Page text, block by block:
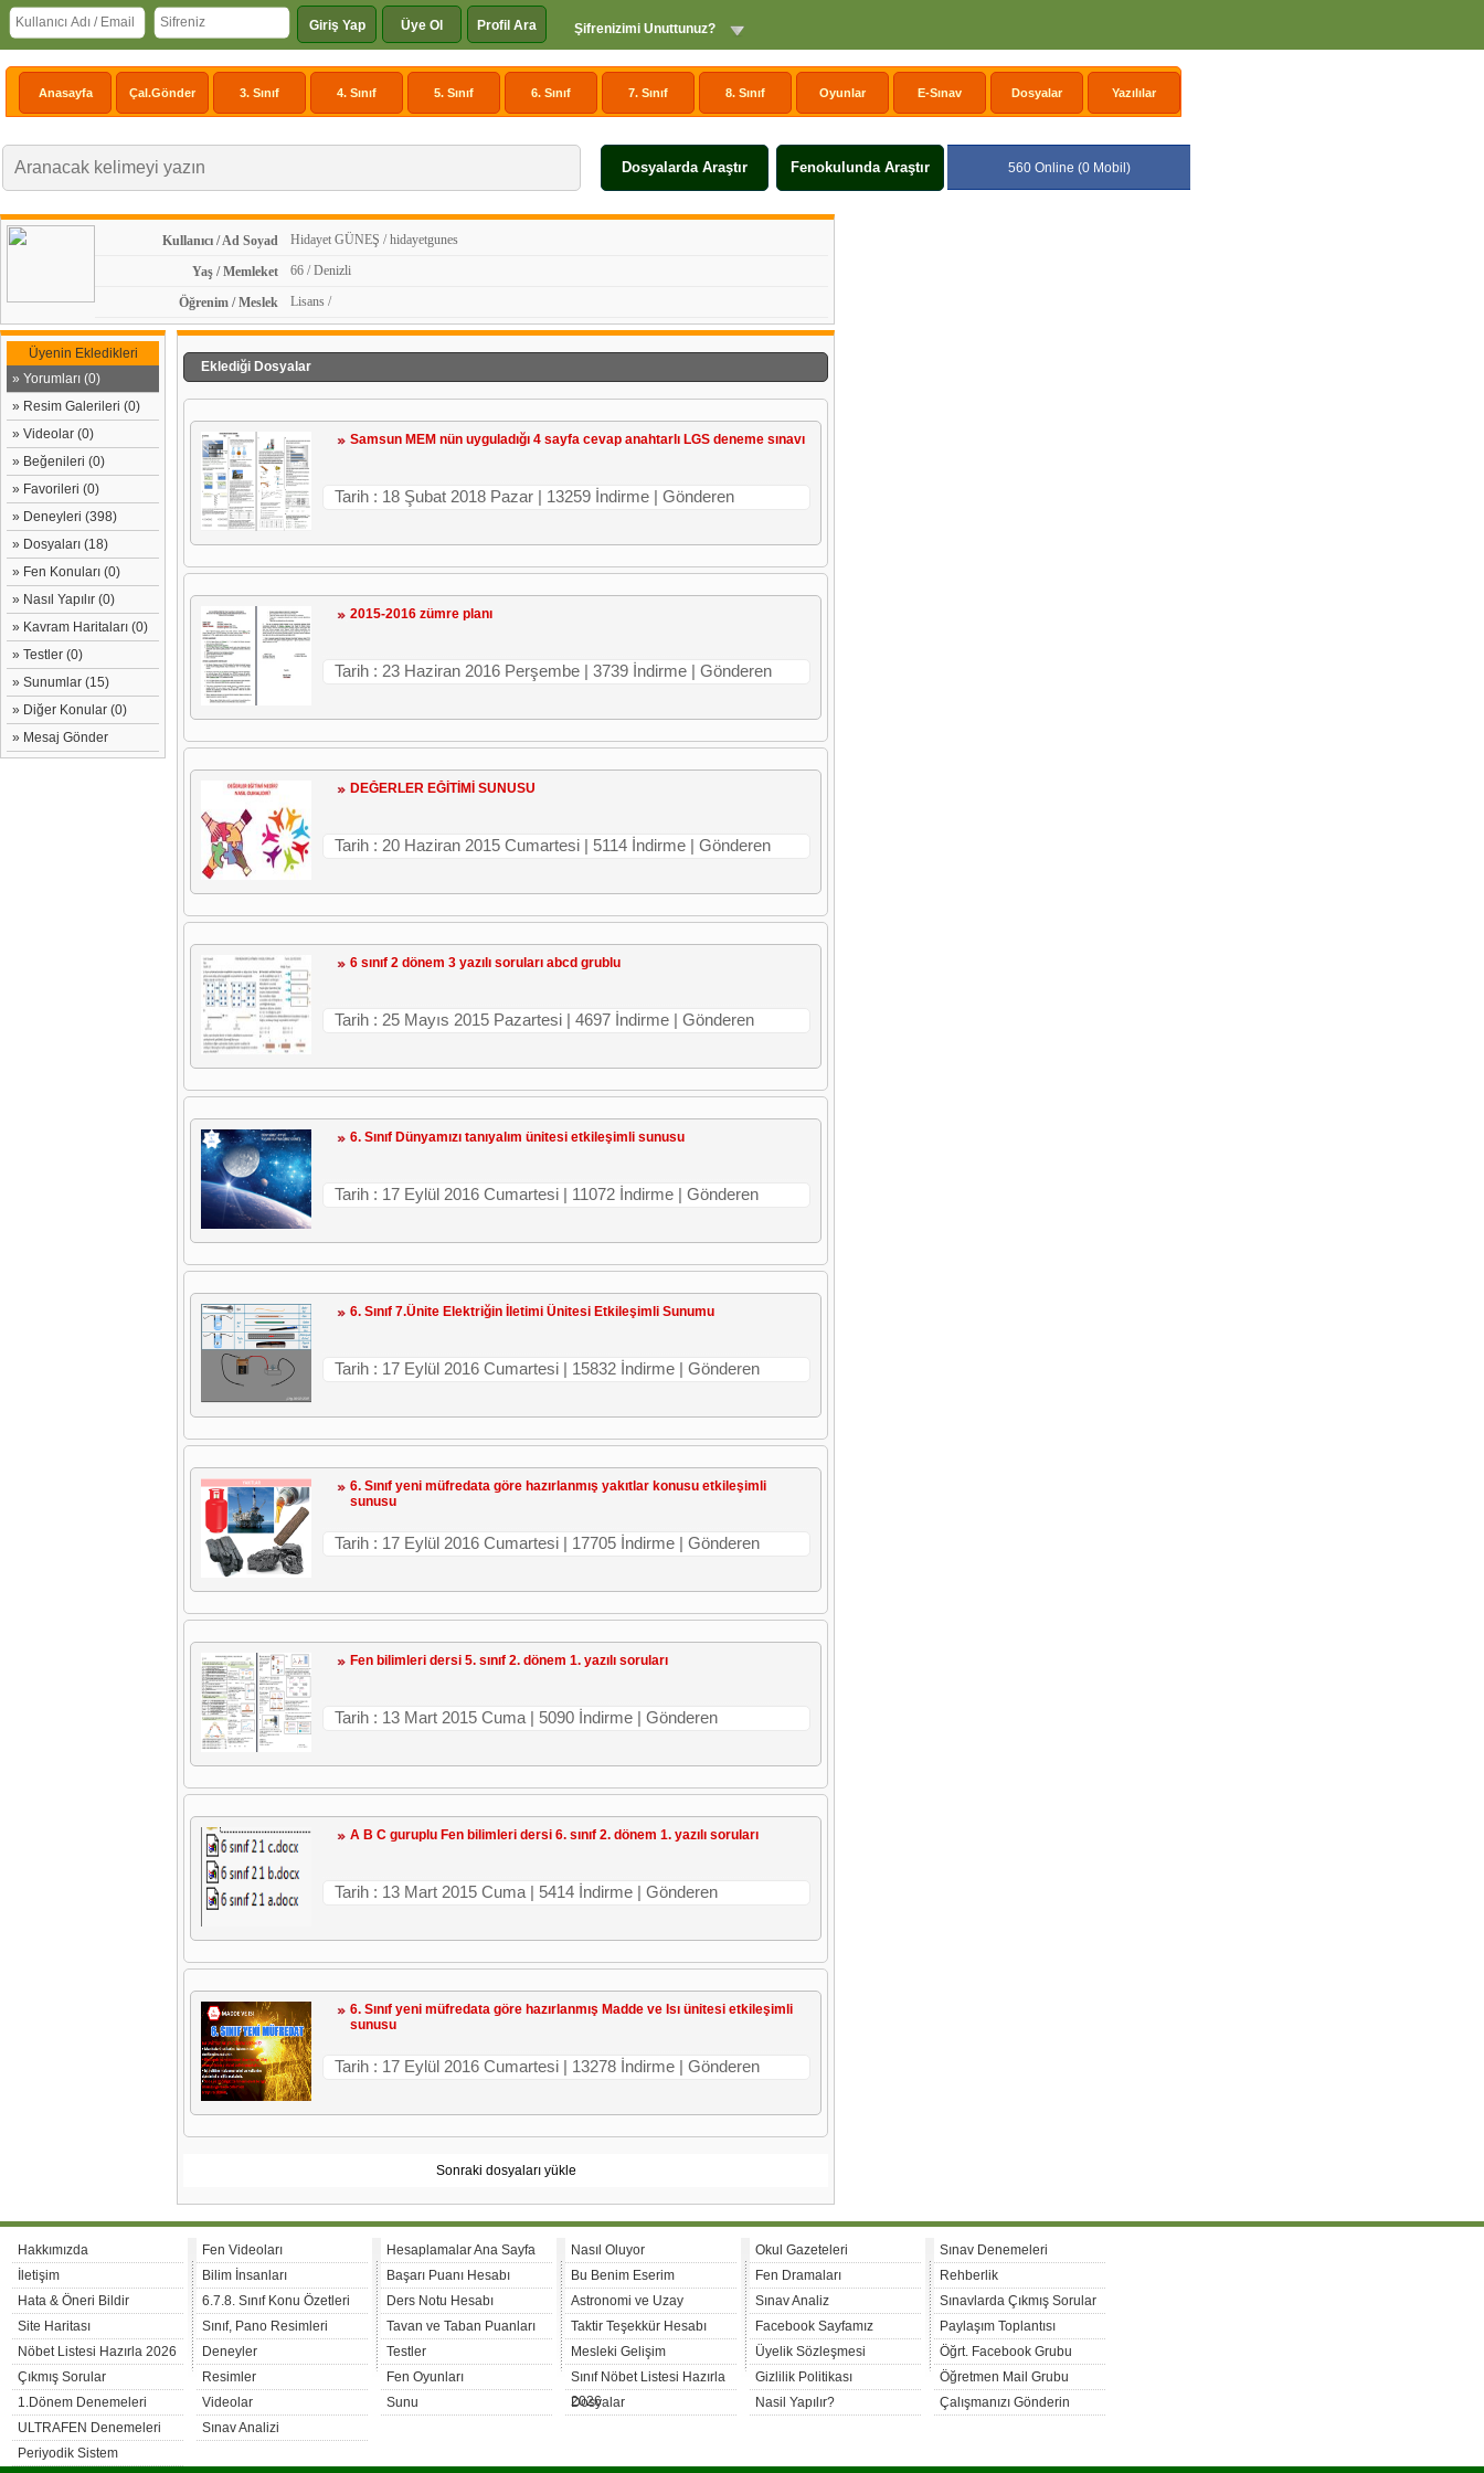
Giriş Yap Üye Ol Profil Ara Şifrenizimi Unuttunuz?
Anasayfa Çal.Gönder 3. Sınıf 4. Sınıf 5. Sınıf 6. Sınıf 7. Sınıf 8. Sınıf Oyunlar E-Sınav Dosyalar Yazılılar
Dosyalarda Araştır Fenokulunda Araştır 560 Online (0 Mobil)
Kullanıcı / Ad Soyad Hidayet GÜNEŞ / hidayetgunes
Yaş / Memleket 66 / Denizli
Öğrenim / Meslek Lisans /
Üyenin Ekledikleri
» Yorumları (0)
» Resim Galerileri (0)
» Videolar (0)
» Beğenileri (0)
» Favorileri (0)
» Deneyleri (398)
» Dosyaları (18)
» Fen Konuları (0)
» Nasıl Yapılır (0)
» Kavram Haritaları (0)
» Testler (0)
» Sunumlar (15)
» Diğer Konular (0)
» Mesaj Gönder
Eklediği Dosyalar
Samsun MEM nün uyguladığı 4 sayfa cevap anahtarlı LGS deneme sınavı
Tarih : 18 Şubat 2018 Pazar | 13259 İndirme | Gönderen
2015-2016 zümre planı
Tarih : 23 Haziran 2016 Perşembe | 3739 İndirme | Gönderen
DEĞERLER EĞİTİMİ SUNUSU
Tarih : 20 Haziran 2015 Cumartesi | 5114 İndirme | Gönderen
6 sınıf 2 dönem 3 yazılı soruları abcd grublu
Tarih : 25 Mayıs 2015 Pazartesi | 4697 İndirme | Gönderen
6. Sınıf Dünyamızı tanıyalım ünitesi etkileşimli sunusu
Tarih : 17 Eylül 2016 Cumartesi | 11072 İndirme | Gönderen
6. Sınıf 7.Ünite Elektriğin İletimi Ünitesi Etkileşimli Sunumu
Tarih : 17 Eylül 2016 Cumartesi | 15832 İndirme | Gönderen
6. Sınıf yeni müfredata göre hazırlanmış yakıtlar konusu etkileşimli
sunusu
Tarih : 17 Eylül 2016 Cumartesi | 17705 İndirme | Gönderen
Fen bilimleri dersi 5. sınıf 2. dönem 1. yazılı soruları
Tarih : 13 Mart 2015 Cuma | 5090 İndirme | Gönderen
A B C guruplu Fen bilimleri dersi 6. sınıf 2. dönem 1. yazılı soruları
Tarih : 13 Mart 2015 Cuma | 5414 İndirme | Gönderen
6. Sınıf yeni müfredata göre hazırlanmış Madde ve Isı ünitesi etkileşimli
sunusu
Tarih : 17 Eylül 2016 Cumartesi | 13278 İndirme | Gönderen
Sonraki dosyaları yükle
Hakkımızda
İletişim
Hata & Öneri Bildir
Site Haritası
Nöbet Listesi Hazırla 2026
Çıkmış Sorular
1.Dönem Denemeleri
ULTRAFEN Denemeleri
Periyodik Sistem
Fen Videoları
Bilim İnsanları
6.7.8. Sınıf Konu Özetleri
Sınıf, Pano Resimleri
Deneyler
Resimler
Videolar
Sınav Analizi
Hesaplamalar Ana Sayfa
Başarı Puanı Hesabı
Ders Notu Hesabı
Tavan ve Taban Puanları
Testler
Fen Oyunları
Sunu
Nasıl Oluyor
Bu Benim Eserim
Astronomi ve Uzay
Taktir Teşekkür Hesabı
Mesleki Gelişim
Sınıf Nöbet Listesi Hazırla
2026
Dosyalar
Okul Gazeteleri
Fen Dramaları
Sınav Analiz
Facebook Sayfamız
Üyelik Sözleşmesi
Gizlilik Politikası
Nasil Yapılır?
Sınav Denemeleri
Rehberlik
Sınavlarda Çıkmış Sorular
Paylaşım Toplantısı
Öğrt. Facebook Grubu
Öğretmen Mail Grubu
Çalışmanızı Gönderin